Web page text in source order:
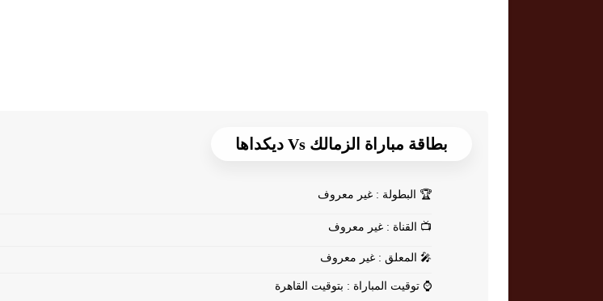
بطاقة مباراة الزمالك Vs ديكداها
🏆 البطولة : غير معروف
📺 القناة : غير معروف
🎤 المعلق : غير معروف
⌚ توقيت المباراة : بتوقيت القاهرة